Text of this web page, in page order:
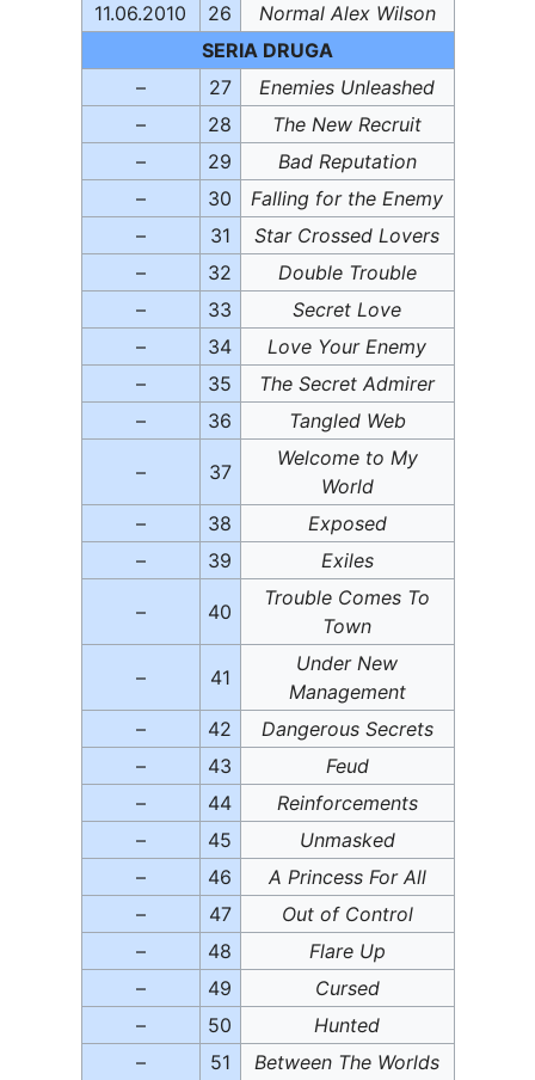
11.06.2010
26
Normal Alex Wilson
SERIA DRUGA
–
27
Enemies Unleashed
–
28
The New Recruit
–
29
Bad Reputation
–
30
Falling for the Enemy
–
31
Star Crossed Lovers
–
32
Double Trouble
–
33
Secret Love
–
34
Love Your Enemy
–
35
The Secret Admirer
–
36 Tangled Web
– 37
Welcome to My
World
–
38
Exposed
–
39 Exiles
– 40
Trouble Comes To
Town
– 41
Under New
Management
–
42
Dangerous Secrets
–
43
Feud
–
44
Reinforcements
–
45
Unmasked
–
46
A Princess For All
–
47
Out of Control
–
48
Flare Up
–
49
Cursed
–
50
Hunted
–
51 Between The Worlds